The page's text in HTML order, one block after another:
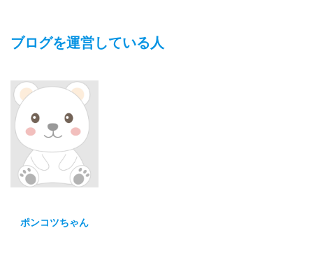
ブログを運営している人
ポンコツちゃん